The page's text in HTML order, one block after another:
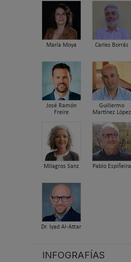
María Moya Carles Borrás
José Ramón
Freire
Guillermo
Martínez López
Milagros Sanz Pablo Espiñeira
Dr. Iyad Al-Attar
INFOGRAFÍAS